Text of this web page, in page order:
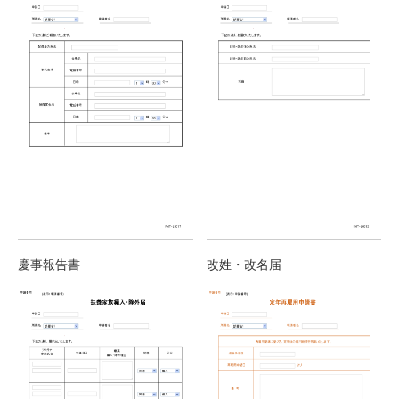
慶事報告書 改姓・改名届